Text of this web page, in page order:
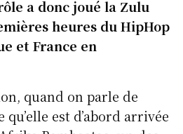
a donc joué la Zulu
heures du HipHop
et France en
quand on parle de
est d’abord arrivée